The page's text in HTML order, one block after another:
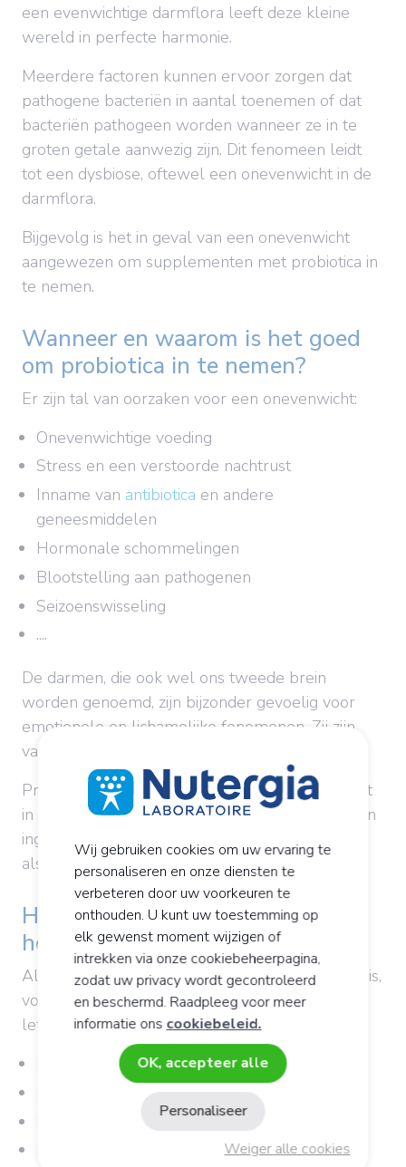
een evenwichtige darmflora leeft deze kleine
wereld in perfecte harmonie.
Meerdere factoren kunnen ervoor zorgen dat
pathogene bacteriën in aantal toenemen of dat
bacteriën pathogeen worden wanneer ze in te
groten getale aanwezig zijn. Dit fenomeen leidt
tot een dysbiose, oftewel een onevenwicht in de
darmflora.
Bijgevolg is het in geval van een onevenwicht
aangewezen om supplementen met probiotica in
te nemen.
Wanneer en waarom is het goed
om probiotica in te nemen?
Er zijn tal van oorzaken voor een onevenwicht:
Onevenwichtige voeding
Stress en een verstoorde nachtrust
Inname van antibiotica en andere
geneesmiddelen
Hormonale schommelingen
Blootstelling aan pathogenen
Seizoenswisseling
....
De darmen, die ook wel ons tweede brein
worden genoemd, zijn bijzonder gevoelig voor
emotionele en lichamelijke fenomenen. Zij zijn
vaak een eerste aanwijzing dat er iets niet klopt!
Probiotica kunnen dan helpen om het evenwicht
in de darmflora te herstellen. Ze kunnen worden
ingenomen vanaf de eerste symptomen of zelfs
als preventie.
Hoe weet u of u probiotica nodig
heeft?
Als u wilt weten of uw darmflora uit evenwicht is,
volstaat het om op de volgende symptomen te
letten:
Problemen met de darmtransit
Wij gebruiken cookies om uw ervaring te
personaliseren en onze diensten te
verbeteren door uw voorkeuren te
onthouden. U kunt uw toestemming op
elk gewenst moment wijzigen of
intrekken via onze cookiebeheerpagina,
zodat uw privacy wordt gecontroleerd
en beschermd. Raadpleeg voor meer
informatie ons cookiebeleid.
OK, accepteer alle
Weiger alle cookies
Personaliseer